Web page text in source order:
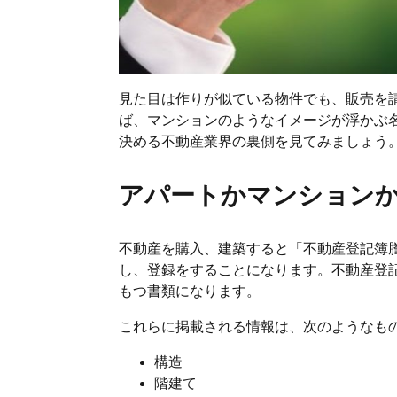
見た目は作りが似ている物件でも、販売
ば、マンションのようなイメージが浮か
決める不動産業界の裏側を見てみましょう
アパートかマンション
不動産を購入、建築すると「不動産登記簿
し、登録をすることになります。不動産
もつ書類になります。
これらに掲載される情報は、次のようなも
構造
階建て